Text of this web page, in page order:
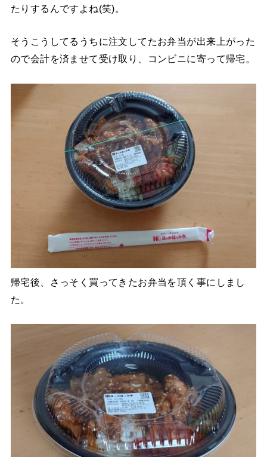
たりするんですよね(笑)。
そうこうしてるうちに注文してたお弁当が出来上がった
ので会計を済ませて受け取り、コンビニに寄って帰宅。
帰宅後、さっそく買ってきたお弁当を頂く事にしまし
た。